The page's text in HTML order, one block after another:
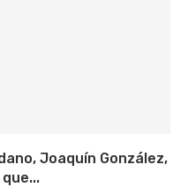
Joaquín González,